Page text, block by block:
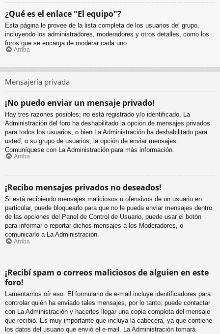
¿Qué es el enlace "El equipo"?
Esta página le provee de la lista completa de los usuarios del grupo,
incluyendo los administradores, moderadores y otros detalles, como los
foros que se encarga de moderar cada uno.
Arriba
Mensajería privada
¡No puedo enviar un mensaje privado!
Hay tres razones posibles; no está registrado y/o identificado, La
Administración del foro ha deshabilitado la opción de mensajes privados
para todos los usuarios, o bien La Administración ha deshabilitado para
usted, o su grupo de usuarios, la opción de enviar mensajes.
Comuníquese con La Administración para más información.
Arriba
¡Recibo mensajes privados no deseados!
Si está recibiendo mensajes maliciosos u ofensivos de un usuario en
particular, puede bloquearlo para que no le pueda enviar mensajes dentro
de las opciones del Panel de Control de Usuario, puede usar el botón
para informar o reportar dichos mensajes a los Moderadores, o
comunicarlo a La Administración.
Arriba
¡Recibí spam o correos maliciosos de alguien en este
foro!
Lamentamos oír eso. El formulario de e-mail incluye identificadores para
controlar quién ha enviado tales mensajes, por lo tanto, puede contactar
con La Administración y hacerles llegar una copia completa del mensaje
que recibió. Es muy importante que incluya la cabecera, ya que contiene
los datos del usuario que envió el e-mail. La Administración tomará